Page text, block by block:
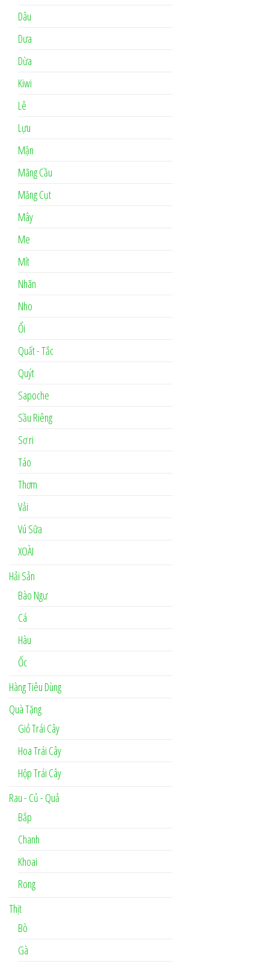
Dâu
Dưa
Dừa
Kiwi
Lê
Lựu
Mận
Mãng Cầu
Măng Cụt
Mây
Me
Mít
Nhãn
Nho
Ổi
Quất - Tắc
Quýt
Sapoche
Sầu Riêng
Sơ ri
Táo
Thơm
Vải
Vú Sữa
XOÀI
Hải Sản
Bào Ngư
Cá
Hàu
Ốc
Hàng Tiêu Dùng
Quà Tặng
Giỏ Trái Cây
Hoa Trái Cây
Hộp Trái Cây
Rau - Củ - Quả
Bắp
Chanh
Khoai
Rong
Thịt
Bò
Gà